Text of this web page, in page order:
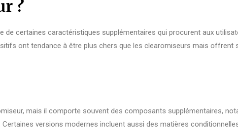
?
certaines caractéristiques supplémentaires qui procurent aux
ont tendance à être plus chers que les clearomiseurs mais offrent
mais il comporte souvent des composants supplémentaires,
versions modernes incluent aussi des matières